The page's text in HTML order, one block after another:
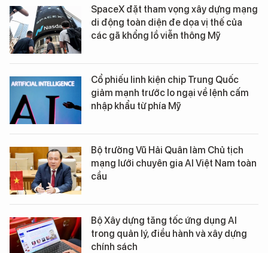
SpaceX đặt tham vọng xây dựng mạng
di động toàn diện đe dọa vị thế của
các gã khổng lồ viễn thông Mỹ
Cổ phiếu linh kiện chip Trung Quốc
giảm mạnh trước lo ngại về lệnh cấm
nhập khẩu từ phía Mỹ
Bộ trưởng Vũ Hải Quân làm Chủ tịch
mạng lưới chuyên gia AI Việt Nam toàn
cầu
Bộ Xây dựng tăng tốc ứng dụng AI
trong quản lý, điều hành và xây dựng
chính sách